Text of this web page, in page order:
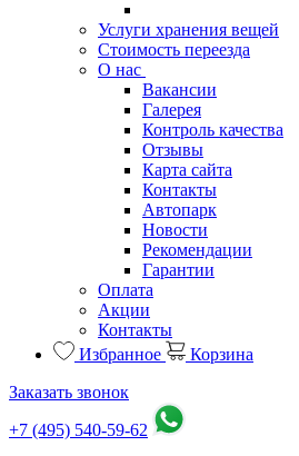
Услуги хранения вещей
Стоимость переезда
О нас
Вакансии
Галерея
Контроль качества
Отзывы
Карта сайта
Контакты
Автопарк
Новости
Рекомендации
Гарантии
Оплата
Акции
Контакты
Избранное
Корзина
Заказать звонок
+7 (495) 540-59-62